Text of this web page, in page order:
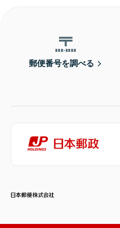
郵便番号を調べる